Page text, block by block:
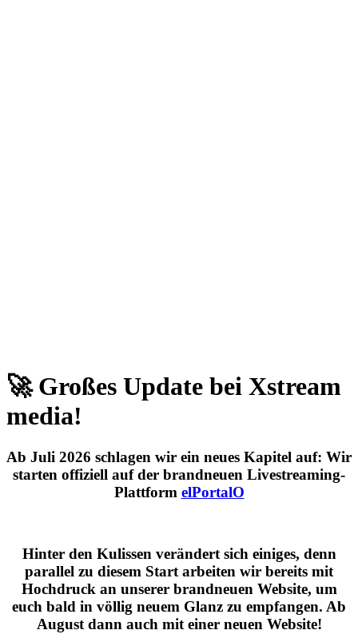
🚀 Großes Update bei Xstream
media!
Ab Juli 2026 schlagen wir ein neues Kapitel auf: Wir
starten offiziell auf der brandneuen Livestreaming-
Plattform elPortalO
Hinter den Kulissen verändert sich einiges, denn
parallel zu diesem Start arbeiten wir bereits mit
Hochdruck an unserer brandneuen Website, um
euch bald in völlig neuem Glanz zu empfangen. Ab
August dann auch mit einer neuen Website!